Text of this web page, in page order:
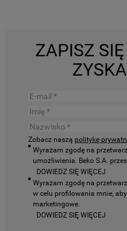
ZAPISZ
Zobacz naszą politykę
Wyrażam zgodę na
umożliwienia. Beko S.A.
DOWIEDZ SIĘ WIĘCEJ
Wyrażam zgodę na
w celu profilowania mnie,
marketingowe.
DOWIEDZ SIĘ WIĘCEJ